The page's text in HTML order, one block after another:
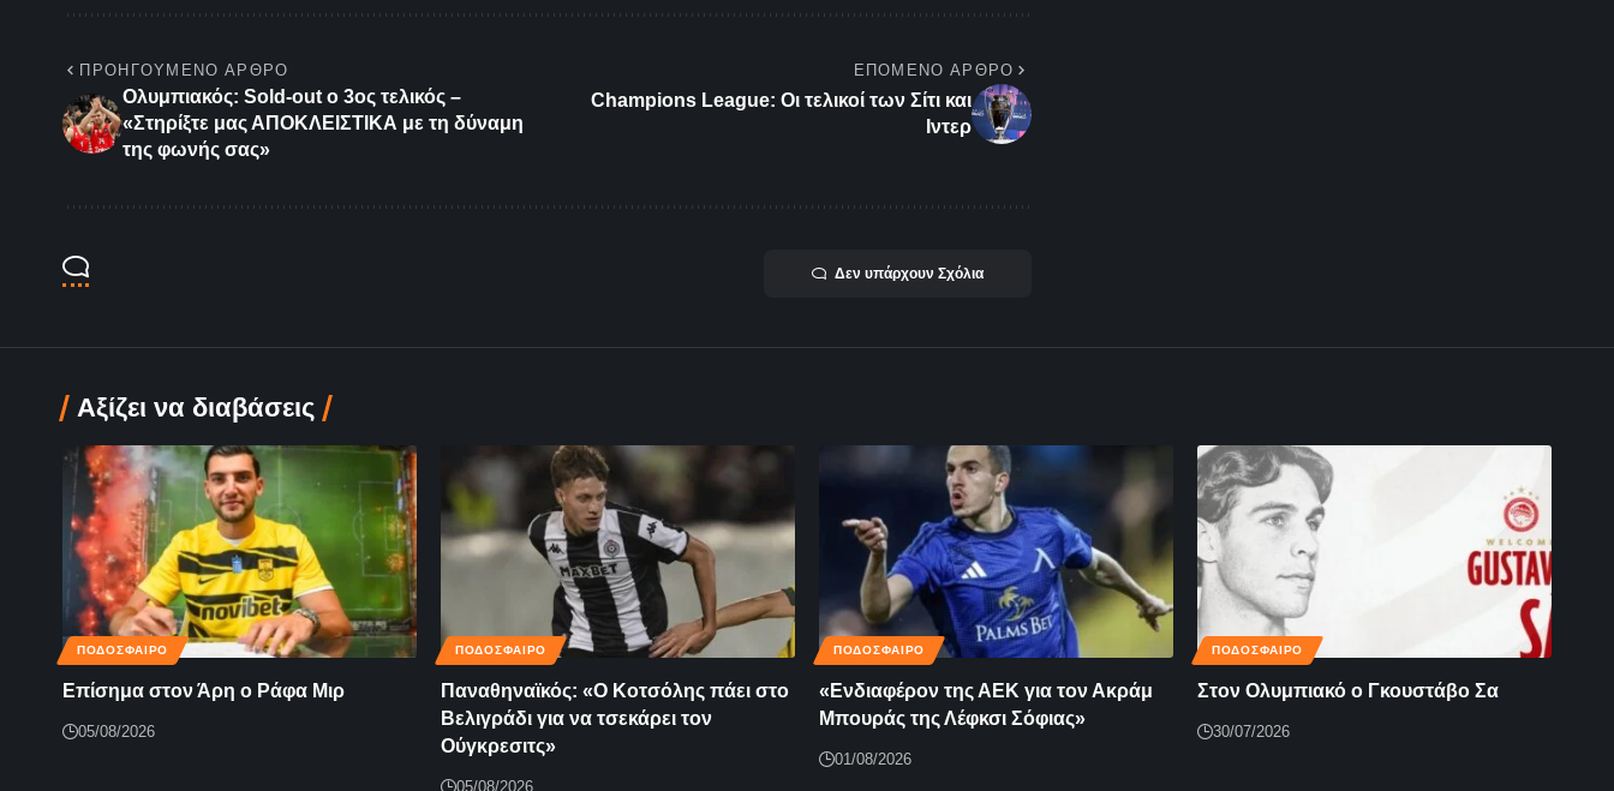
ΠΡΟΗΓΟΎΜΕΝΟ ΆΡΘΡΟ
Ολυμπιακός: Sold-out ο 3ος τελικός –
«Στηρίξτε μας ΑΠΟΚΛΕΙΣΤΙΚΑ με τη δύναμη
της φωνής σας»
ΕΠΌΜΕΝΟ ΆΡΘΡΟ
Champions League: Οι τελικοί των Σίτι και
Ιντερ
Δεν υπάρχουν Σχόλια
Αξίζει να διαβάσεις
ΠΟΔΟΣΦΑΙΡΟ
Επίσημα στον Άρη ο Ράφα Μιρ
05/08/2026
ΠΟΔΟΣΦΑΙΡΟ
Παναθηναϊκός: «Ο Κοτσόλης πάει στο
Βελιγράδι για να τσεκάρει τον
Ούγκρεσιτς»
05/08/2026
ΠΟΔΟΣΦΑΙΡΟ
«Ενδιαφέρον της ΑΕΚ για τον Ακράμ
Μπουράς της Λέφκσι Σόφιας»
01/08/2026
ΠΟΔΟΣΦΑΙΡΟ
Στον Ολυμπιακό ο Γκουστάβο Σα
30/07/2026